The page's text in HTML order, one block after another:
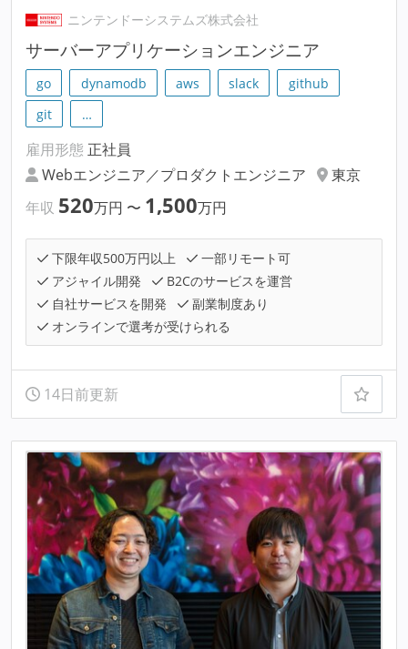
ニンテンドーシステムズ株式会社
サーバーアプリケーションエンジニア
go dynamodb aws slack
github
git
…
雇用形態 正社員
Webエンジニア／プロダクトエンジニア
東京
年収 520万円 〜 1,500万円
下限年収500万円以上
一部リモート可
アジャイル開発
B2Cのサービスを運営
自社サービスを開発
副業制度あり
オンラインで選考が受けられる
14日前更新